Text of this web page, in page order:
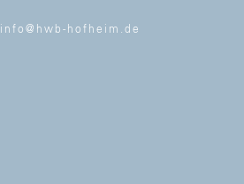
info@hwb-hofheim.de